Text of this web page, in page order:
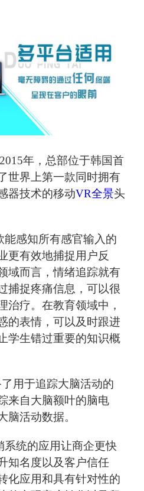
年，总部位于韩国首
世界上第一款同时拥有
器技术的移动VR全景头
能感知所有感官输入的
更有效地捕捉用户反
域而言，情绪追踪就有
捕捉疼痛信息，可以很
治疗。在教育领域中，
的表情，可以及时跟进
学生错过重要的知识概
用于追踪大脑活动的
来自大脑额叶的脑电
脑活动数据。
系统的应用让商企更快
知名度以及客户信任
化应用和具有针对性的